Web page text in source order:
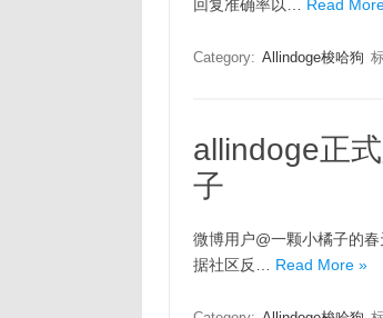
回复准确率以… Read
Category: Allindoge梭哈狗
allindoge正
子
微博用户@一颗小橘子的
据社区反… Read More »